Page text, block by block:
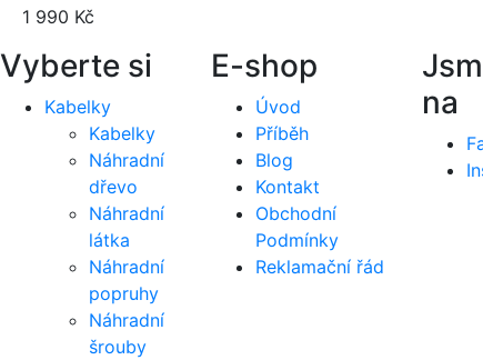
1 990 Kč
Vyberte si
Kabelky
Kabelky
Náhradní
dřevo
Náhradní
látka
Náhradní
popruhy
Náhradní
šrouby
E-shop
Úvod
Příběh
Blog
Kontakt
Obchodní
Podmínky
Reklamační řád
na